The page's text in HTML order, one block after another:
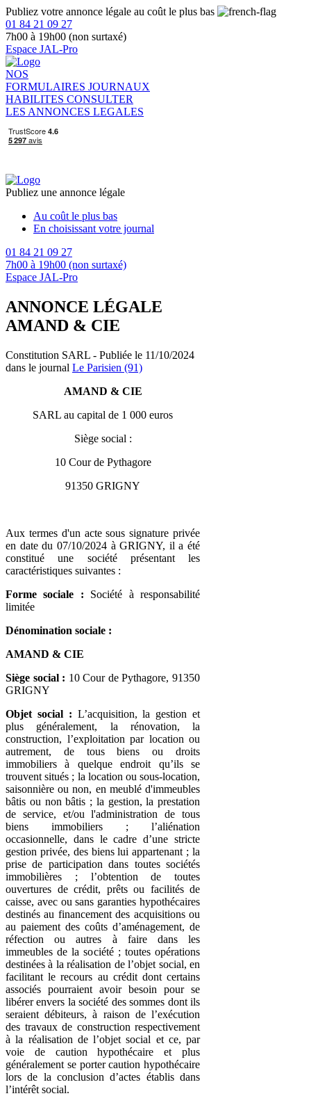
Publiez votre annonce légale au coût le plus bas
01 84 21 09 27
7h00 à 19h00 (non surtaxé)
Espace JAL-Pro
NOS
FORMULAIRES JOURNAUX
HABILITES CONSULTER
LES ANNONCES LEGALES
Publiez une annonce légale
Au coût le plus bas
En choisissant votre journal
01 84 21 09 27
7h00 à 19h00 (non surtaxé)
Espace JAL-Pro
ANNONCE LÉGALE
AMAND & CIE
Constitution SARL - Publiée le 11/10/2024
dans le journal Le Parisien (91)
AMAND & CIE
SARL au capital de 1 000 euros
Siège social :
10 Cour de Pythagore
91350 GRIGNY
Aux termes d'un acte sous signature privée
en date du 07/10/2024 à GRIGNY, il a été
constitué une société présentant les
caractéristiques suivantes :
Forme sociale : Société à responsabilité
limitée
Dénomination sociale :
AMAND & CIE
Siège social : 10 Cour de Pythagore, 91350
GRIGNY
Objet social : L’acquisition, la gestion et
plus généralement, la rénovation, la
construction, l’exploitation par location ou
autrement, de tous biens ou droits
immobiliers à quelque endroit qu’ils se
trouvent situés ; la location ou sous-location,
saisonnière ou non, en meublé d'immeubles
bâtis ou non bâtis ; la gestion, la prestation
de service, et/ou l'administration de tous
biens immobiliers ; l’aliénation
occasionnelle, dans le cadre d’une stricte
gestion privée, des biens lui appartenant ; la
prise de participation dans toutes sociétés
immobilières ; l’obtention de toutes
ouvertures de crédit, prêts ou facilités de
caisse, avec ou sans garanties hypothécaires
destinés au financement des acquisitions ou
au paiement des coûts d’aménagement, de
réfection ou autres à faire dans les
immeubles de la société ; toutes opérations
destinées à la réalisation de l’objet social, en
facilitant le recours au crédit dont certains
associés pourraient avoir besoin pour se
libérer envers la société des sommes dont ils
seraient débiteurs, à raison de l’exécution
des travaux de construction respectivement
à la réalisation de l’objet social et ce, par
voie de caution hypothécaire et plus
généralement se porter caution hypothécaire
lors de la conclusion d’actes établis dans
l’intérêt social.